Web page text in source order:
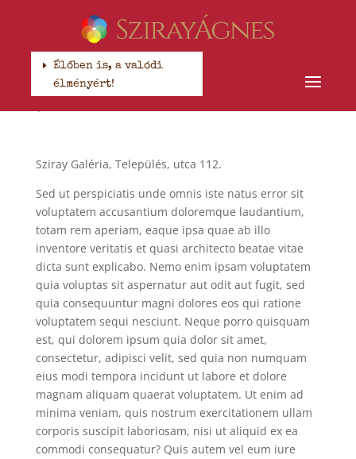
Élőben is, a valódi
élményért!
Tárlatvezetés
Szerző:laszlo.sovari
Uncategorized
Sziray Galéria, Település, utca 112.
Sed ut perspiciatis unde omnis iste natus error sit
voluptatem accusantium doloremque laudantium,
totam rem aperiam, eaque ipsa quae ab illo
inventore veritatis et quasi architecto beatae vitae
dicta sunt explicabo. Nemo enim ipsam voluptatem
quia voluptas sit aspernatur aut odit aut fugit, sed
quia consequuntur magni dolores eos qui ratione
voluptatem sequi nesciunt. Neque porro quisquam
est, qui dolorem ipsum quia dolor sit amet,
consectetur, adipisci velit, sed quia non numquam
eius modi tempora incidunt ut labore et dolore
magnam aliquam quaerat voluptatem. Ut enim ad
minima veniam, quis nostrum exercitationem ullam
corporis suscipit laboriosam, nisi ut aliquid ex ea
commodi consequatur? Quis autem vel eum iure